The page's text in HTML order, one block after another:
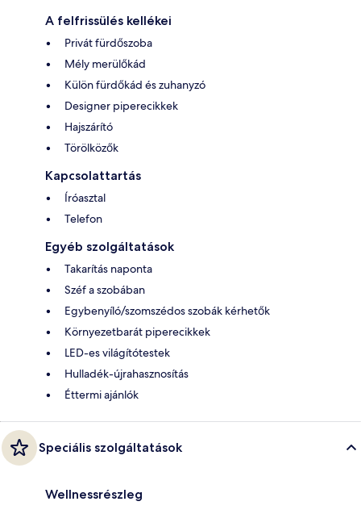
A felfrissülés kellékei
Privát fürdőszoba
Mély merülőkád
Külön fürdőkád és zuhanyzó
Designer piperecikkek
Hajszárító
Törölközők
Kapcsolattartás
Íróasztal
Telefon
Egyéb szolgáltatások
Takarítás naponta
Széf a szobában
Egybenyíló/szomszédos szobák kérhetők
Környezetbarát piperecikkek
LED-es világítótestek
Hulladék-újrahasznosítás
Éttermi ajánlók
Speciális szolgáltatások
Wellnessrészleg